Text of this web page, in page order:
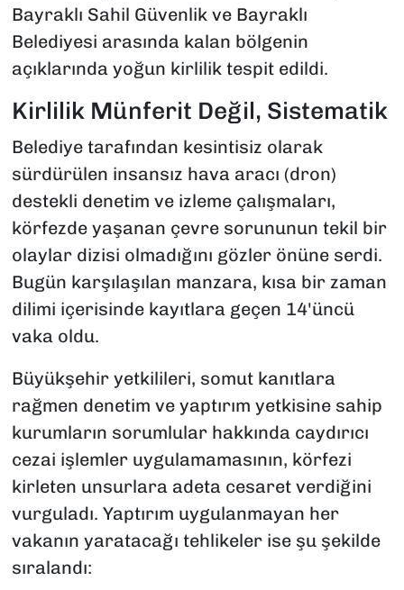
Bayraklı Sahil Güvenlik ve Bayraklı
Belediyesi arasında kalan bölgenin
açıklarında yoğun kirlilik tespit edildi.
Kirlilik Münferit Değil, Sistematik
Belediye tarafından kesintisiz olarak
sürdürülen insansız hava aracı (dron)
destekli denetim ve izleme çalışmaları,
körfezde yaşanan çevre sorununun tekil bir
olaylar dizisi olmadığını gözler önüne serdi.
Bugün karşılaşılan manzara, kısa bir zaman
dilimi içerisinde kayıtlara geçen 14'üncü
vaka oldu.
Büyükşehir yetkilileri, somut kanıtlara
rağmen denetim ve yaptırım yetkisine sahip
kurumların sorumlular hakkında caydırıcı
cezai işlemler uygulamamasının, körfezi
kirleten unsurlara adeta cesaret verdiğini
vurguladı. Yaptırım uygulanmayan her
vakanın yaratacağı tehlikeler ise şu şekilde
sıralandı: